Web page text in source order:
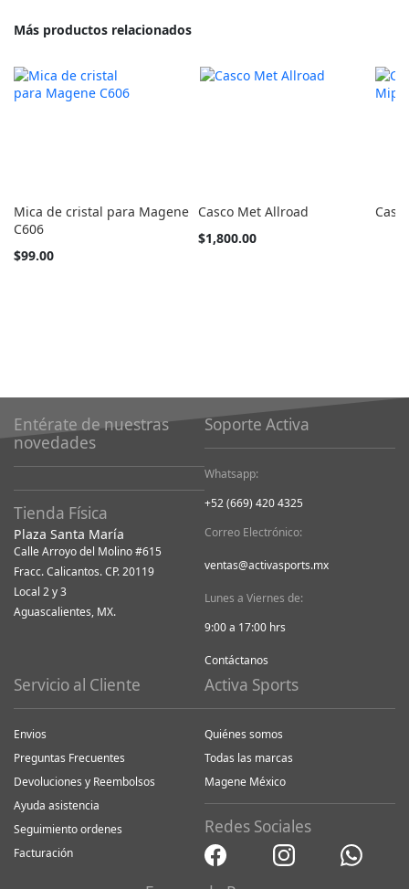
Más productos relacionados
Mica de cristal para Magene
C606
$99.00
Casco Met Allroad
Tan
$1,800.00
Entérate de nuestras
novedades
Tienda Física
Plaza Santa María
Calle Arroyo del Molino #615
Fracc. Calicantos. CP. 20119
Local 2 y 3
Aguascalientes, MX.
Soporte Activa
Whatsapp:
+52 (669) 420 4325
Correo Electrónico:
ventas@activasports.mx
Lunes a Viernes de:
9:00 a 17:00 hrs
Contáctanos
Servicio al Cliente
Envios
Preguntas Frecuentes
Devoluciones y Reembolsos
Ayuda asistencia
Seguimiento ordenes
Facturación
Activa Sports
Quiénes somos
Todas las marcas
Magene México
Redes Sociales